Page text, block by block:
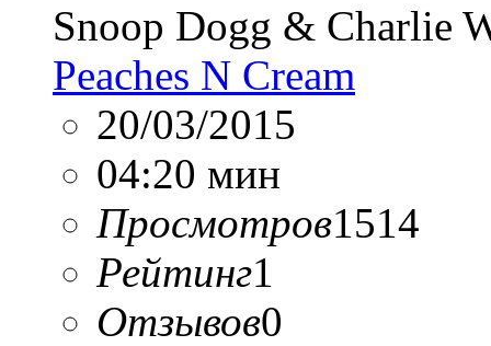
Snoop Dogg & Charlie
Peaches N Cream
20/03/2015
04:20 мин
Просмотров1514
Рейтинг1
Отзывов0